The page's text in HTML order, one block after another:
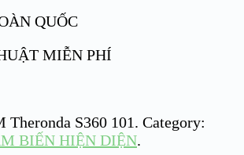
QUỐC
MIỄN PHÍ
Theronda S360 101. Category:
BIẾN HIỆN DIỆN.